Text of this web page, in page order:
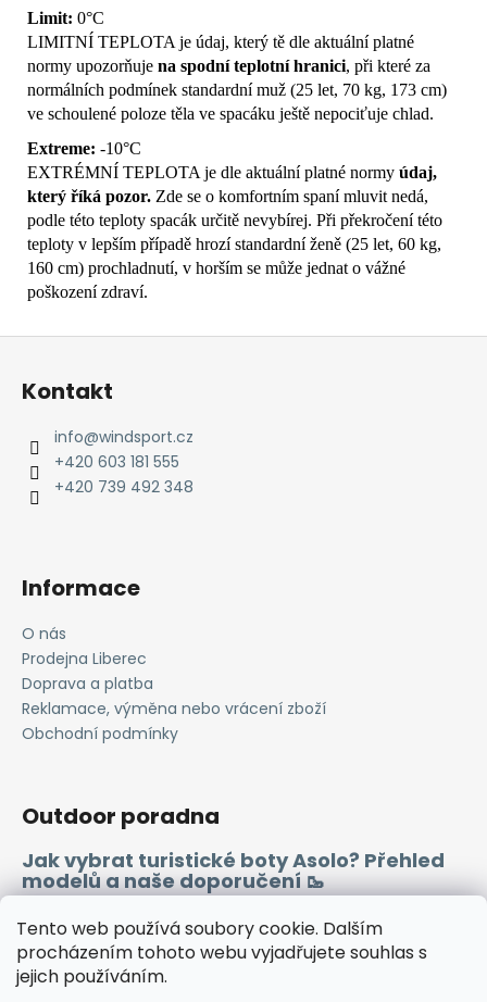
Tento web používá soubory cookie. Dalším
procházením tohoto webu vyjadřujete souhlas s
jejich používáním.
Limit: 0°C
LIMITNÍ TEPLOTA je údaj, který tě dle aktuální platné
normy upozorňuje na spodní teplotní hranici, při které za
normálních podmínek standardní muž (25 let, 70 kg, 173 cm)
ve schoulené poloze těla ve spacáku ještě nepociťuje chlad.
Extreme: -10°C
EXTRÉMNÍ TEPLOTA je dle aktuální platné normy údaj,
který říká pozor. Zde se o komfortním spaní mluvit nedá,
podle této teploty spacák určitě nevybírej. Při překročení této
teploty v lepším případě hrozí standardní ženě (25 let, 60 kg,
160 cm) prochladnutí, v horším se může jednat o vážné
poškození zdraví.
Z
Kontakt
info@windsport.cz
+420 603 181 555
+420 739 492 348
Informace
O nás
Prodejna Liberec
Doprava a platba
Reklamace, výměna nebo vrácení zboží
Obchodní podmínky
Outdoor poradna
Jak vybrat turistické boty Asolo? Přehled
modelů a naše doporučení 🥾